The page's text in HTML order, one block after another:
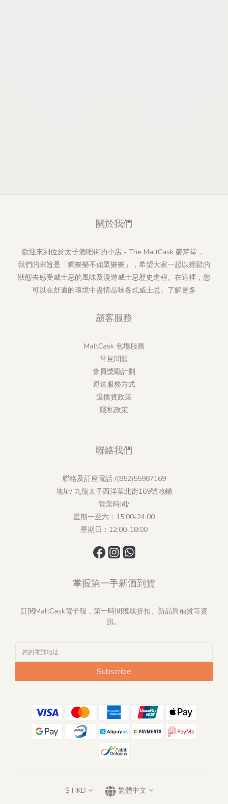
關於我們
歡迎來到位於太子酒吧街的小店 - The MaltCask 麥芽堂 。
我們的宗旨是「獨樂樂不如眾樂樂」，希望大家一起以輕鬆的
狀態去感受威士忌的風味及漫遊威士忌歷史進程。在這裡，您
可以在舒適的環境中盡情品味各式威士忌。 了解更多
顧客服務
MaltCask 包場服務
常見問題
會員獎勵計劃
運送服務方式
退換貨政策
隱私政策
聯絡我們
聯絡及訂座電話 /(852)55987169
地址/ 九龍太子西洋菜北街169號地鋪
營業時間/
星期一至六：15:00-24:00
星期日：12:00-18:00
掌握第一手新酒到貨
訂閱MaltCask電子報，第一時間獲取折扣、新品與補貨等資
訊。
Subscribe
$ HKD 繁體中文